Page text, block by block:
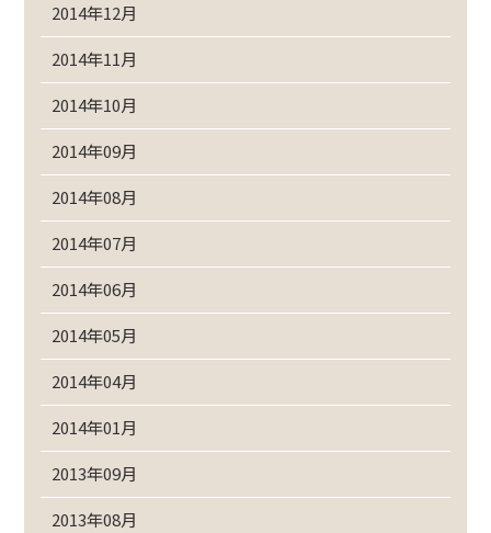
2014年12月
2014年11月
2014年10月
2014年09月
2014年08月
2014年07月
2014年06月
2014年05月
2014年04月
2014年01月
2013年09月
2013年08月